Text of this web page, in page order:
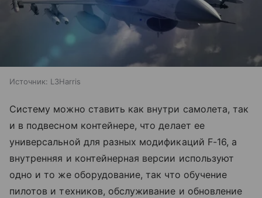
Источник: L3Harris
Систему можно ставить как внутри самолета, так
и в подвесном контейнере, что делает ее
универсальной для разных модификаций F-16, а
внутренняя и контейнерная версии используют
одно и то же оборудование, так что обучение
пилотов и техников, обслуживание и обновление